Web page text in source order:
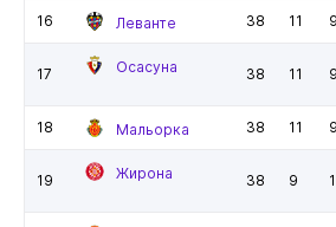
16 Леванте 38 11 9
17 Осасуна 38 11 9
18 Мальорка 38 11 9
19 Жирона 38 9